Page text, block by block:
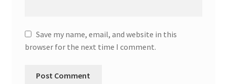
Save my name, email, and website in this
browser for the next time I comment.